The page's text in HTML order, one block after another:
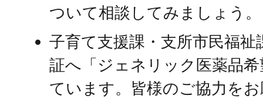
ついて相談してみましょう。
子育て支援課・支所市民福
証へ「ジェネリック医薬品
ています。皆様のご協力を